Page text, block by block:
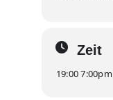
Zeit
19:00 7:00pm